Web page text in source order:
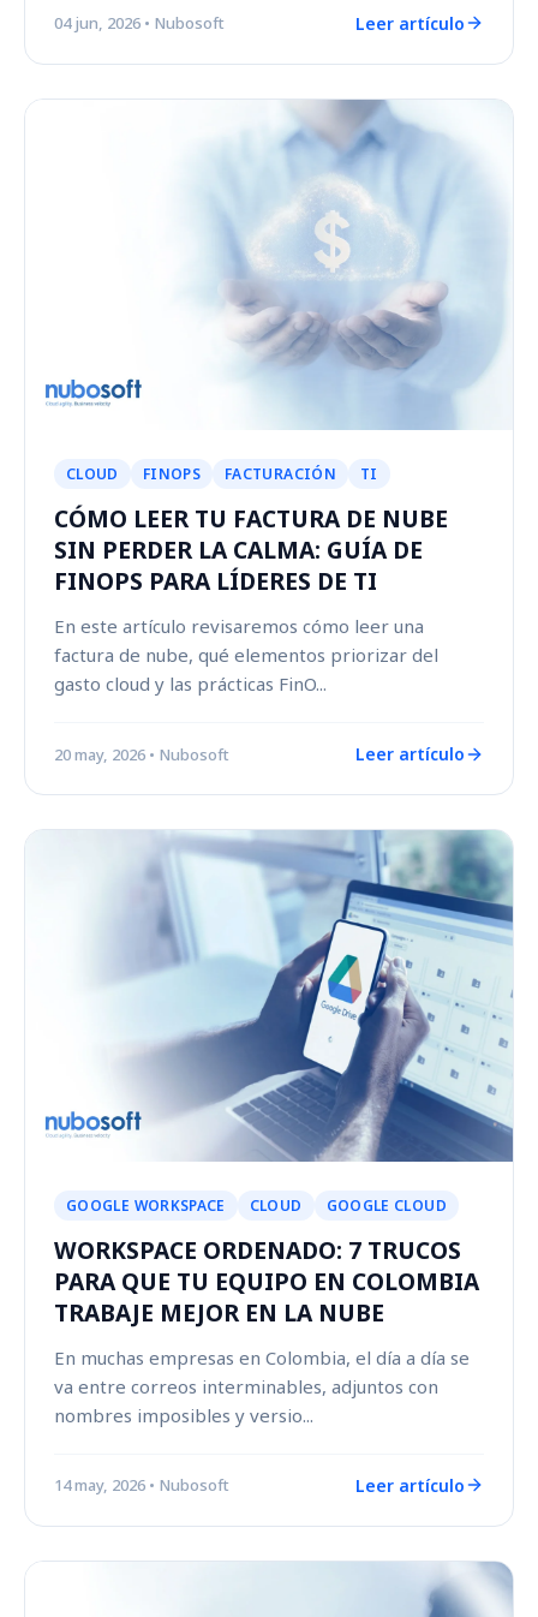
04 jun, 2026 • Nubosoft Leer artículo
CLOUD FINOPS FACTURACIÓN TI
CÓMO LEER TU FACTURA DE NUBE
SIN PERDER LA CALMA: GUÍA DE
FINOPS PARA LÍDERES DE TI
En este artículo revisaremos cómo leer una
factura de nube, qué elementos priorizar del
gasto cloud y las prácticas FinO...
20 may, 2026 • Nubosoft Leer artículo
GOOGLE WORKSPACE CLOUD GOOGLE CLOUD
WORKSPACE ORDENADO: 7 TRUCOS
PARA QUE TU EQUIPO EN COLOMBIA
TRABAJE MEJOR EN LA NUBE
En muchas empresas en Colombia, el día a día se
va entre correos interminables, adjuntos con
nombres imposibles y versio...
14 may, 2026 • Nubosoft Leer artículo